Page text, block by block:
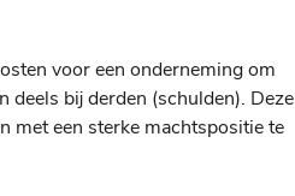
voor een onderneming om
deels bij derden (schulden). Deze
met een sterke machtspositie te